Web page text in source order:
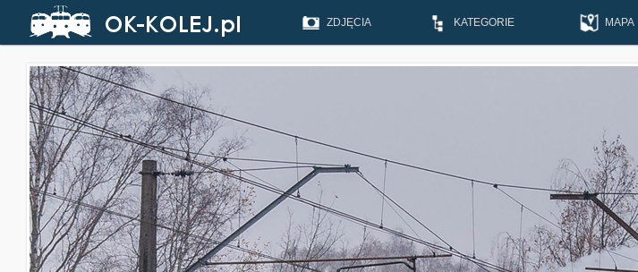
ZDJĘCIA KATEGORIE MAPA